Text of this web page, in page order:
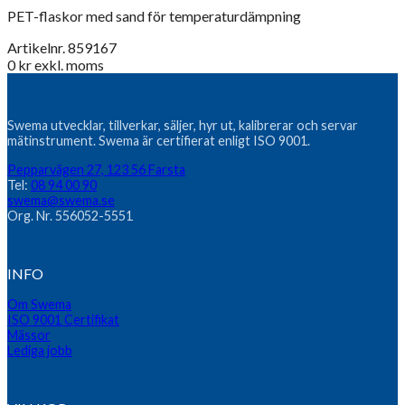
PET-flaskor med sand för temperaturdämpning
Artikelnr. 859167
0krexkl. moms
Swema utvecklar, tillverkar, säljer, hyr ut, kalibrerar och servar
mätinstrument. Swema är certifierat enligt ISO 9001.
Pepparvägen 27, 123 56 Farsta
Tel: 08 94 00 90
swema@swema.se
Org. Nr. 556052-5551
INFO
Om Swema
ISO 9001 Certifikat
Mässor
Lediga jobb